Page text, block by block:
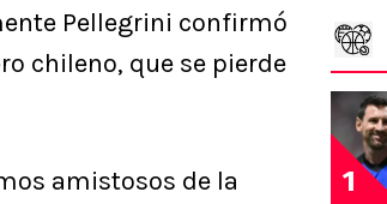
Pellegrini confirmó
chileno, que se pierde
amistosos de la
1